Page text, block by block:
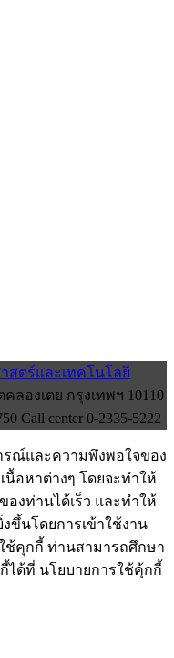
สตร์และเทคโนโลยี
องเตย กรุงเทพฯ 10110
Call center 0-2335-5222
รณ์และความพึงพอใจของ
อหาต่างๆ โดยจะทำให้
องท่านได้เร็ว และทำให้
งขึ้นโดยการเข้าใช้งาน
ช้คุกกี้ ท่านสามารถศึกษา
ได้ที่ นโยบายการใช้คุ้กกี้